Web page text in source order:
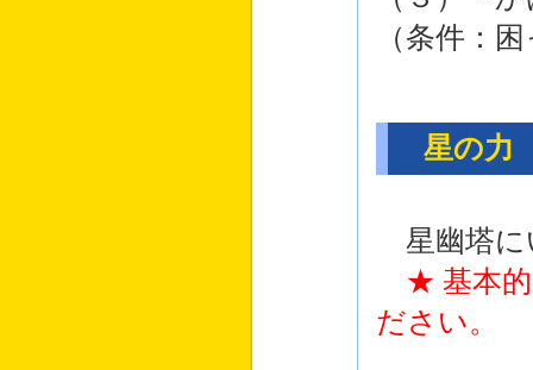
（条件：
星の力
星幽塔に
★ 基本
ださい。